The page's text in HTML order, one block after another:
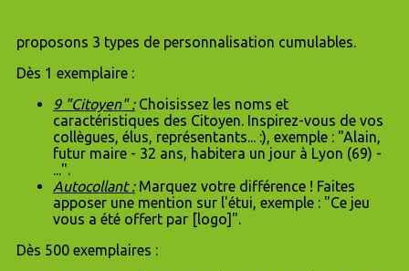
proposons 3 types de personnalisation cumulables.
Dès 1 exemplaire :
9 "Citoyen" : Choisissez les noms et
caractéristiques des Citoyen. Inspirez-vous de vos
collègues, élus, représentants... :), exemple : "Alain,
futur maire - 32 ans, habitera un jour à Lyon (69) -
...".
Autocollant :Marquez votre différence ! Faites
apposer une mention sur l'étui, exemple : "Ce jeu
vous a été offert par [logo]".
Dès 500 exemplaires :